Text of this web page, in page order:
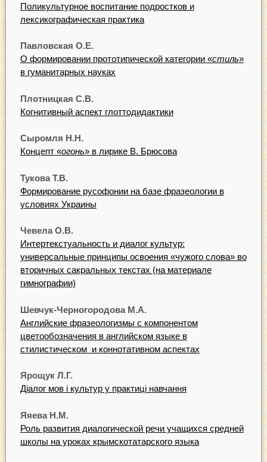
Поликультурное воспитание подростков и
лексикографическая практика
Павловская О.Е.
О формировании прототипической категории «стиль»
в гуманитарных науках
Плотницкая С.В.
Когнитивный аспект глоттодидактики
Сыромля Н.Н.
Концепт «огонь» в лирике В. Брюсова
Тукова Т.В.
Формирование русофонии на базе фразеологии в
условиях Украины
Чевела О.В.
Интертекстуальность и диалог культур:
универсальные принципы освоения «чужого слова» во
вторичных сакральных текстах (на материале
гимнографии)
Шевчук-Черногородова М.А.
Английские фразеологизмы с компонентом
цветообозначения в английском языке в
стилистическом и коннотативном аспектах
Ярощук Л.Г.
Діалог мов і культур у практиці навчання
Яяева Н.М.
Роль развития диалогической речи учащихся средней
школы на уроках крымскотатарского языка